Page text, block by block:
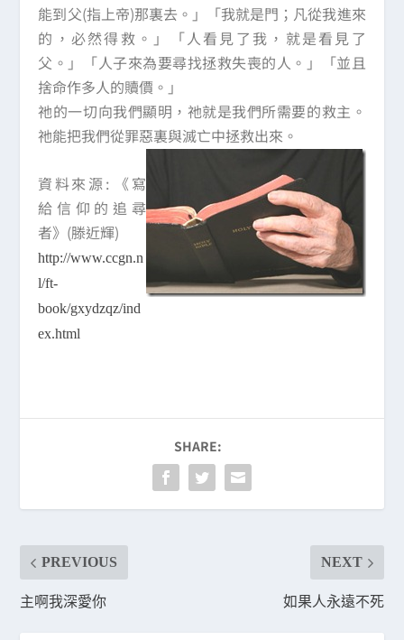
能到父(指上帝)那裏去。」「我就是門；凡從我進來
的，必然得救。」「人看見了我，就是看見了
父。」「人子來為要尋找拯救失喪的人。」「並且
捨命作多人的贖價。」
祂的一切向我們顯明，祂就是我們所需要的救主。
祂能把我們從罪惡裏與滅亡中拯救出來。
資料來源:
《寫
給信仰的追尋
者》 (滕近輝)
http://www.ccgn.n
l/ft-
book/gxydzqz/ind
ex.html
SHARE:
PREVIOUS
主啊我深愛你
NEXT
如果人永遠不死